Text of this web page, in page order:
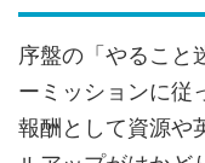
序盤の「やること
ーミッションに従
報酬として資源や